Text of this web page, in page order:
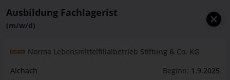
Ausbildung Fachlagerist
(m/w/d)
Norma Lebensmittelfilialbetrieb Stiftung & Co. KG
Aichach
Beginn: 1.9.2025